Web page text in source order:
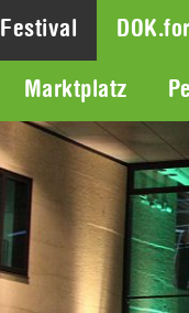
Festival
Marktplatz